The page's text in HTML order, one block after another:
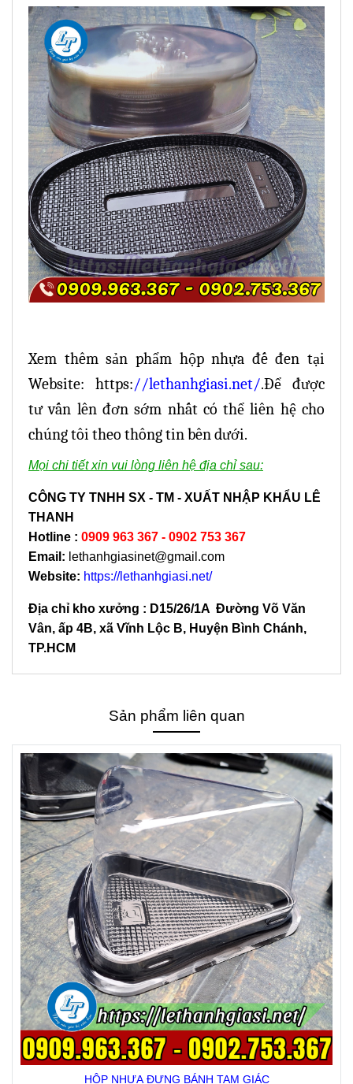
Xem thêm sản phẩm hộp nhựa đế đen tại
Website: https://lethanhgiasi.net/.Để được
tư vấn lên đơn sớm nhất có thể liên hệ cho
chúng tôi theo thông tin bên dưới.
Mọi chi tiết xin vui lòng liên hệ địa chỉ sau:
CÔNG TY TNHH SX - TM - XUẤT NHẬP KHẨU LÊ
THANH
Hotline : 0909 963 367 - 0902 753 367
Email: lethanhgiasinet@gmail.com
Website: https://lethanhgiasi.net/
Địa chỉ kho xưởng : D15/26/1A Đường Võ Văn
Vân, ấp 4B, xã Vĩnh Lộc B, Huyện Bình Chánh,
TP.HCM
Sản phẩm liên quan
HỘP NHỰA ĐỰNG BÁNH TAM GIÁC